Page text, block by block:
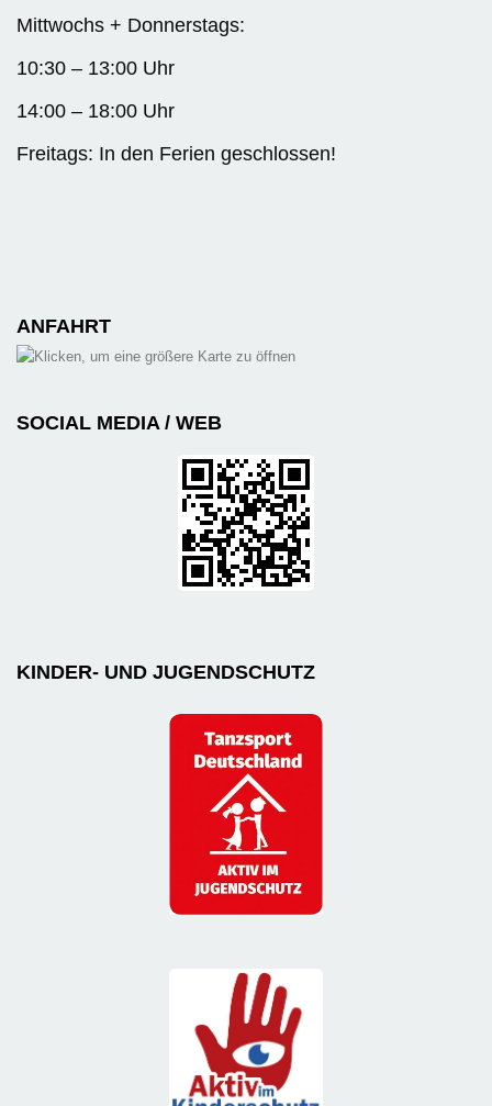
Mittwochs + Donnerstags:
10:30 – 13:00 Uhr
14:00 – 18:00 Uhr
Freitags: In den Ferien geschlossen!
ANFAHRT
SOCIAL MEDIA / WEB
KINDER- UND JUGENDSCHUTZ